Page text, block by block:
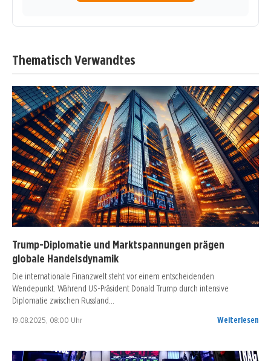
Thematisch Verwandtes
Trump-Diplomatie und Marktspannungen prägen
globale Handelsdynamik
Die internationale Finanzwelt steht vor einem entscheidenden
Wendepunkt. Während US-Präsident Donald Trump durch intensive
Diplomatie zwischen Russland…
19.08.2025, 08:00 Uhr Weiterlesen